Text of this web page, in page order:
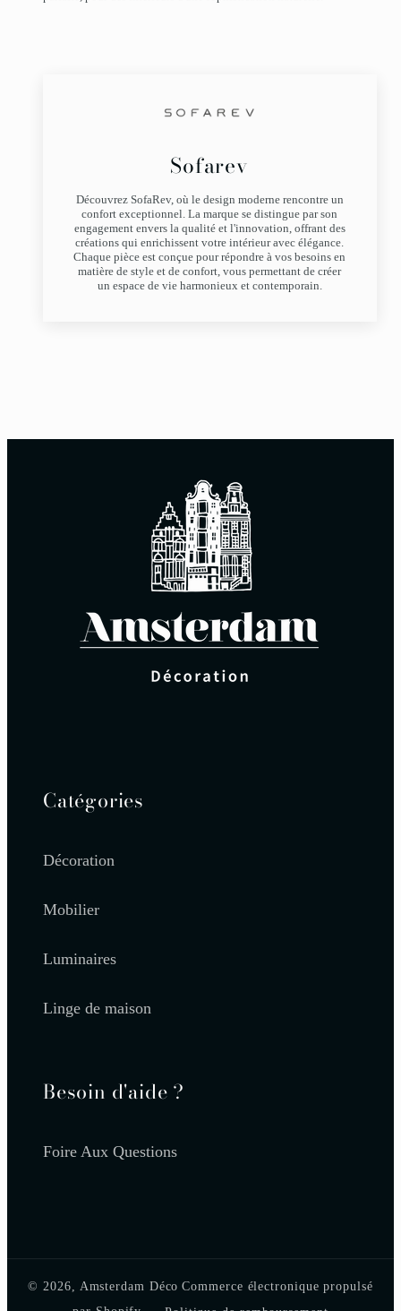
Sofarev
Découvrez SofaRev, où le design moderne rencontre un
confort exceptionnel. La marque se distingue par son
engagement envers la qualité et l'innovation, offrant des
créations qui enrichissent votre intérieur avec élégance.
Chaque pièce est conçue pour répondre à vos besoins en
matière de style et de confort, vous permettant de créer
un espace de vie harmonieux et contemporain.
Catégories
Décoration
Mobilier
Luminaires
Linge de maison
Besoin d'aide ?
Foire Aux Questions
© 2026, Amsterdam Déco Commerce électronique propulsé